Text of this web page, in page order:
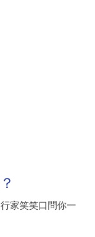
家笑笑口問你一